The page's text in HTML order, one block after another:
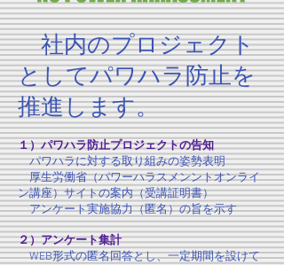
社内のプロジェクト
としてパワハラ防止を
推進します。
１）パワハラ防止プロジェクトの告知
パワハラに対する取り組みの姿勢表明
厚生労働省（パワーハラスメンントオンライ
ン講座）サイトの案内（受講証明書）
アンケート実施協力（匿名）の旨を示す
２）アンケート集計
WEB形式の匿名回答とし、一定期間を設けて